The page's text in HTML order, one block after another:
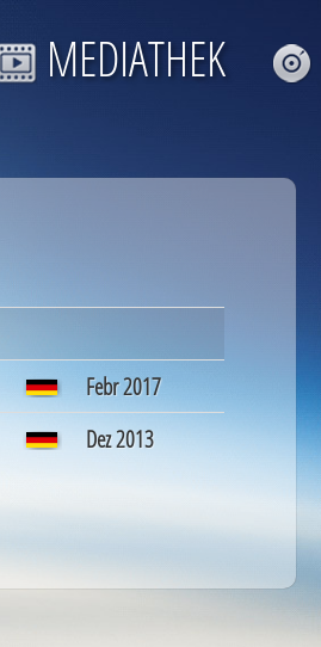
MEDIATHEK
Febr 2017
Dez 2013